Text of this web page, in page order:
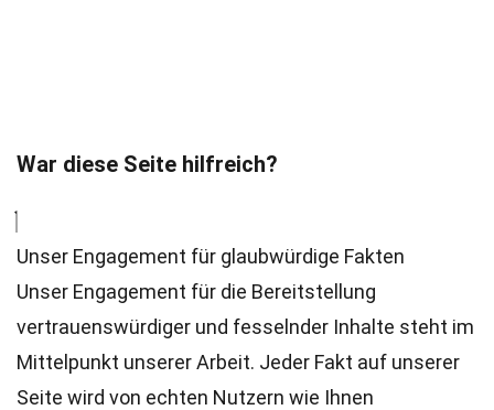
War diese Seite hilfreich?
Unser Engagement für glaubwürdige Fakten
Unser Engagement für die Bereitstellung
vertrauenswürdiger und fesselnder Inhalte steht im
Mittelpunkt unserer Arbeit. Jeder Fakt auf unserer
Seite wird von echten Nutzern wie Ihnen